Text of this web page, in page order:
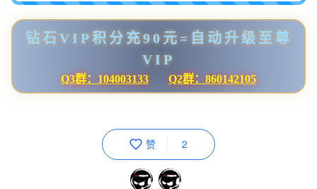
钻石VIP积分充90元=自动升级至尊
VIP
Q3群：104003133 Q2群：860142105
赞 2